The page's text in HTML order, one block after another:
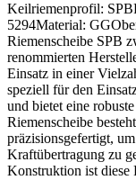
Keilriemenprofil:
5294Material:
Riemenscheibe SPB
renommierten
Einsatz in einer
speziell für den
und bietet eine
Riemenscheibe
präzisionsgefertigt,
Kraftübertragung zu
Konstruktion ist diese